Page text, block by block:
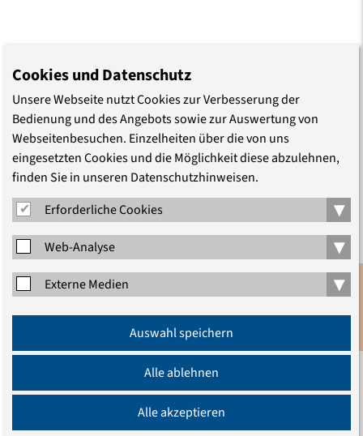
TEILEN
LEITUNG
Heinz-Joachim Lohmann
Studienleiter Demokratische Kultur und Kirche im ländlichen
Anmeldung
Cookies und Datenschutz
Unsere Webseite nutzt Cookies zur Verbesserung der
Bedienung und des Angebots sowie zur Auswertung von
Webseitenbesuchen. Einzelheiten über die von uns
eingesetzten Cookies und die Möglichkeit diese abzulehnen,
finden Sie in unseren Datenschutzhinweisen.
Erforderliche Cookies
▾
Web-Analyse ▾
Externe Medien ▾
Auswahl speichern
Alle ablehnen
Alle akzeptieren